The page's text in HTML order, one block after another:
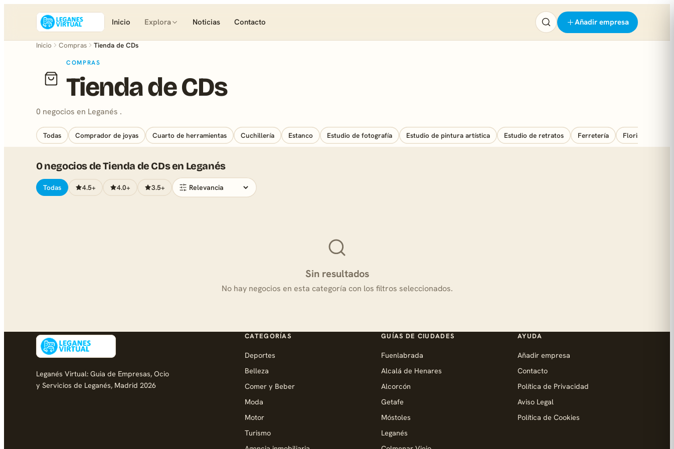
Inicio Explora Noticias Contacto Añadir empresa
Inicio Compras Tienda de CDs
COMPRAS
Tienda de CDs
0 negocios en Leganés .
Todas Comprador de joyas Cuarto de herramientas Cuchillería Estanco Estudio de fotografía Estudio de pintura artística Estudio de retratos Ferretería Floristería
0 negocios de Tienda de CDs en Leganés
Todas 4.5+ 4.0+ 3.5+
Sin resultados
No hay negocios en esta categoría con los filtros seleccionados.
Leganés Virtual: Guia de Empresas, Ocio
y Servicios de Leganés, Madrid 2026
CATEGORÍAS
Deportes
Belleza
Comer y Beber
Moda
Motor
Turismo
GUÍAS DE CIUDADES
Fuenlabrada
Alcalá de Henares
Alcorcón
Getafe
Móstoles
Leganés
AYUDA
Añadir empresa
Contacto
Política de Privacidad
Aviso Legal
Política de Cookies